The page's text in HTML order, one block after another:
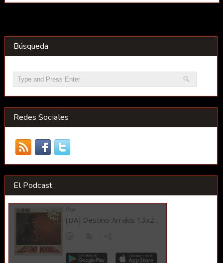
Búsqueda
Redes Sociales
El Podcast